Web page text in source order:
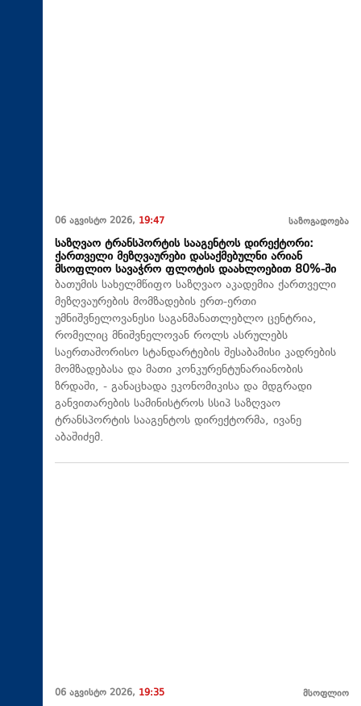
06 აგვისტო 2026, 19:47 საზოგადოება
საზღვაო ტრანსპორტის სააგენტოს დირექტორი:
ქართველი მეზღვაურები დასაქმებულნი არიან
მსოფლიო სავაჭრო ფლოტის დაახლოებით 80%-ში
ბათუმის სახელმწიფო საზღვაო აკადემია ქართველი
მეზღვაურების მომზადების ერთ-ერთი
უმნიშვნელოვანესი საგანმანათლებლო ცენტრია,
რომელიც მნიშვნელოვან როლს ასრულებს
საერთაშორისო სტანდარტების შესაბამისი კადრების
მომზადებასა და მათი კონკურენტუნარიანობის
ზრდაში, - განაცხადა ეკონომიკისა და მდგრადი
განვითარების სამინისტროს სსიპ საზღვაო
ტრანსპორტის სააგენტოს დირექტორმა, ივანე
აბაშიძემ.
06 აგვისტო 2026, 19:35 მსოფლიო